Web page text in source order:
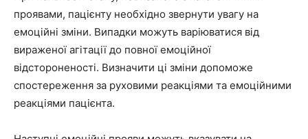
проявами, пацієнту необхідно звернути увагу на
емоційні зміни. Випадки можуть варіюватися від
вираженої агітації до повної емоційної
відстороненості. Визначити ці зміни допоможе
спостереження за руховими реакціями та емоційними
реакціями пацієнта.